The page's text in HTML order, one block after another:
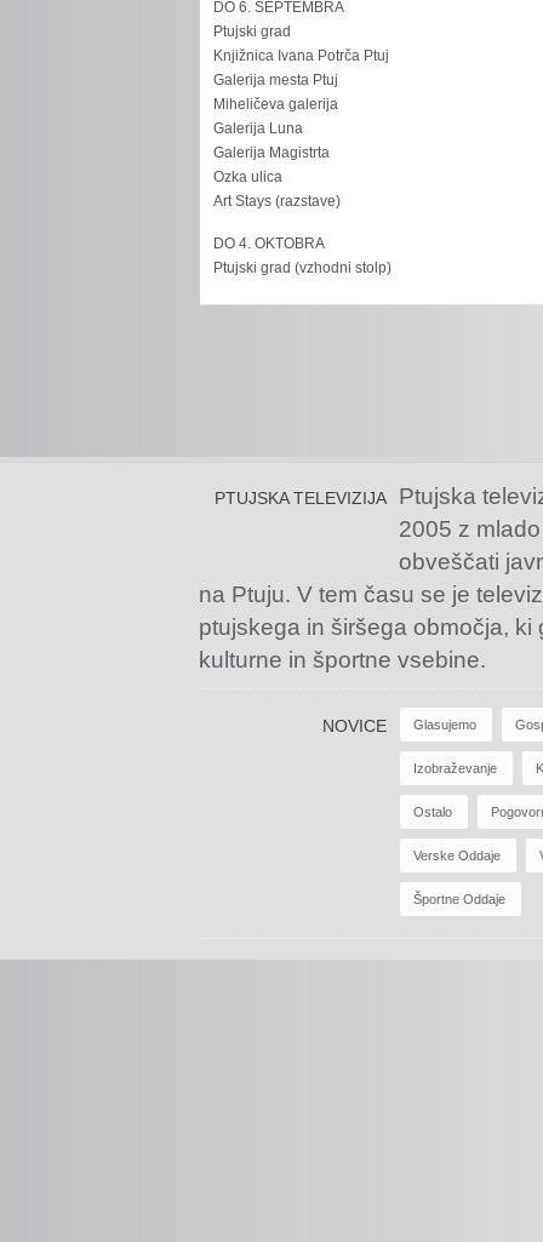
DO 6. SEPTEMBRA
Ptujski grad
Knjižnica Ivana Potrča Ptuj
Galerija mesta Ptuj
Miheličeva galerija
Galerija Luna
Galerija Magistrta
Ozka ulica
Art Stays (razstave)
DO 4. OKTOBRA
Ptujski grad (vzhodni stolp)
PTUJSKA TELEVIZIJA
Ptujska
2005 z
obveščati
na Ptuju. V tem času se je
ptujskega in širšega območja,
kulturne in športne vsebine.
NOVICE Glasujemo
Izobraževanje
Ostalo
Verske Oddaje
Športne Oddaje